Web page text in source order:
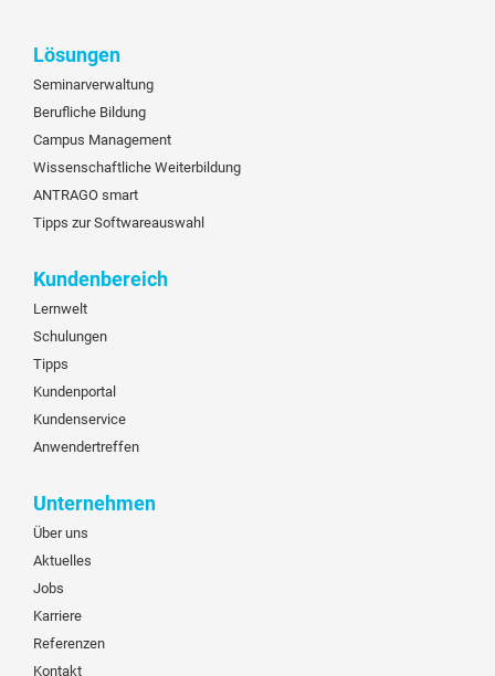
Lösungen
Seminarverwaltung
Berufliche Bildung
Campus Management
Wissenschaftliche Weiterbildung
ANTRAGO smart
Tipps zur Softwareauswahl
Kundenbereich
Lernwelt
Schulungen
Tipps
Kundenportal
Kundenservice
Anwendertreffen
Unternehmen
Über uns
Aktuelles
Jobs
Karriere
Referenzen
Kontakt